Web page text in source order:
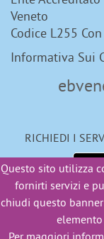
Questo sito utilizza
fornirti servizi e
chiudi questo
Per maggiori
Veneto
Codice L255
Informativa Sui
RICHIEDI I
Copyright © 2007-